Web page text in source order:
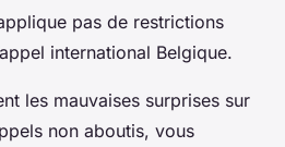
pas de restrictions
international Belgique.
les mauvaises surprises sur
non aboutis, vous